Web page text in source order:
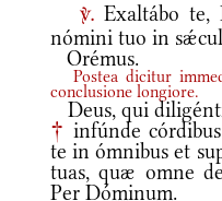
v.Exaltábo te,
nómini tuo in
Orémus.
Postea dicitur
conclusione longiore.
Deus, qui
† infúnde
te in ómnibus et
tuas, quæ omne
Per Dóminum.